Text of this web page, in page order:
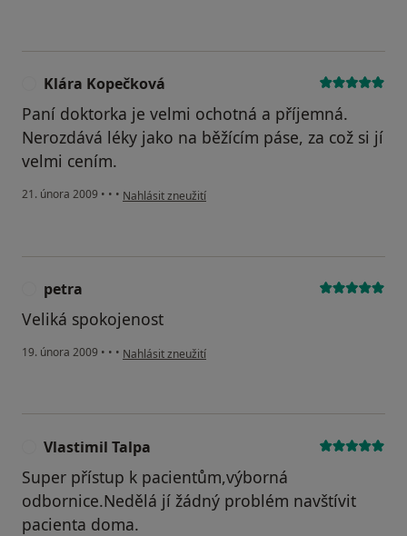
Klára Kopečková
Paní doktorka je velmi ochotná a příjemná.
Nerozdává léky jako na běžícím páse, za což si jí
velmi cením.
21. února 2009 • • • podle názoru uživatele Klára Kopečková
Nahlásit zneužití
petra
Veliká spokojenost
19. února 2009 • • • podle názoru uživatele petra
Nahlásit zneužití
Vlastimil Talpa
Super přístup k pacientům,výborná
odbornice.Nedělá jí žádný problém navštívit
pacienta doma.